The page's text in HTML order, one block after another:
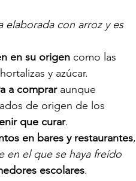
con arroz y es
en su origen como las
y azúcar.
a comprar aunque
de origen de los
que curar.
en bares y restaurantes,
el que se haya freído
escolares.